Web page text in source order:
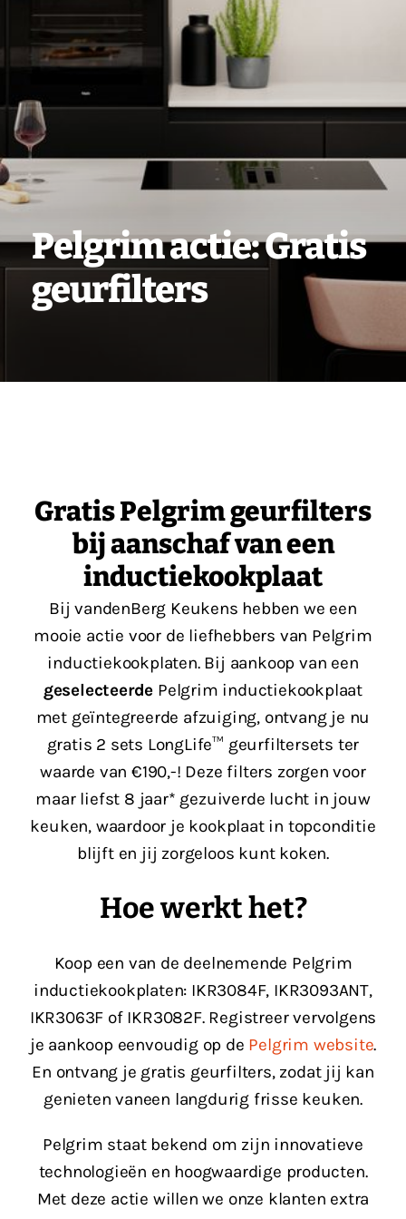
Vacatures
Contact
Pelgrim actie: Gratis
geurfilters
Gratis Pelgrim geurfilters
bij aanschaf van een
inductiekookplaat
Bij vandenBerg Keukens hebben we een
mooie actie voor de liefhebbers van Pelgrim
inductiekookplaten. Bij aankoop van een
geselecteerde Pelgrim inductiekookplaat
met geïntegreerde afzuiging, ontvang je nu
gratis 2 sets LongLife™ geurfiltersets ter
waarde van €190,-! Deze filters zorgen voor
maar liefst 8 jaar* gezuiverde lucht in jouw
keuken, waardoor je kookplaat in topconditie
blijft en jij zorgeloos kunt koken.
Hoe werkt het?
Koop een van de deelnemende Pelgrim
inductiekookplaten: IKR3084F, IKR3093ANT,
IKR3063F of IKR3082F. Registreer vervolgens
je aankoop eenvoudig op de Pelgrim website.
En ontvang je gratis geurfilters, zodat jij kan
genieten vaneen langdurig frisse keuken.
Pelgrim staat bekend om zijn innovatieve
technologieën en hoogwaardige producten.
Met deze actie willen we onze klanten extra